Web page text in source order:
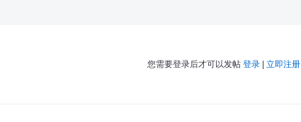
您需要登录后才可以发帖 登录 立即注册